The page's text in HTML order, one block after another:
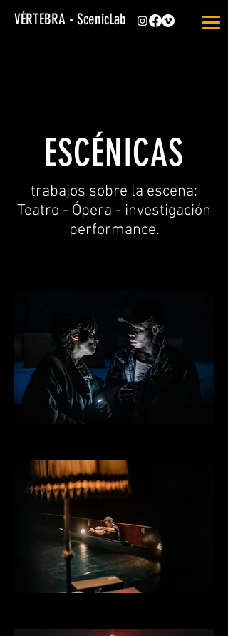
VÉRTEBRA - ScenicLab
ESCÉNICAS
trabajos sobre la escena:
Teatro - Ópera - investigación
performance.